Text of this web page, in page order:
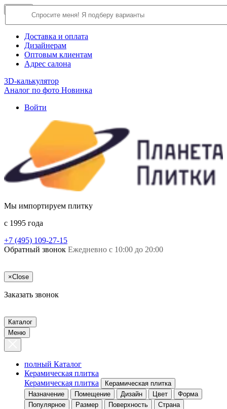
О компании
Доставка и оплата
Дизайнерам
Оптовым клиентам
Адрес салона
3D-калькулятор
Аналог по фото Новинка
Войти
Мы импортируем плитку
c 1995 года
+7 (495) 109-27-15
Обратный звонок Ежедневно с 10:00 до 20:00
×Close
Заказать звонок
Каталог
Меню
полный Каталог
Керамическая плитка
Керамическая плитка
Керамическая плитка
Назначение
Помещение Дизайн Цвет
Форма
Популярное
Размер Поверхность Страна